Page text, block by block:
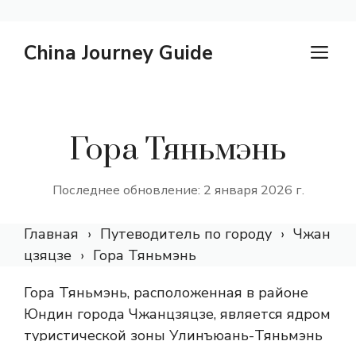
China Journey Guide
Гора Тяньмэнь
Последнее обновление: 2 января 2026 г.
Главная Путеводитель по городу
Чжан
цзяцзе
Гора Тяньмэнь
Гора Тяньмэнь, расположенная в районе
Юндин города Чжанцзяцзе, является ядром
туристической зоны Улинъюань-Тяньмэнь